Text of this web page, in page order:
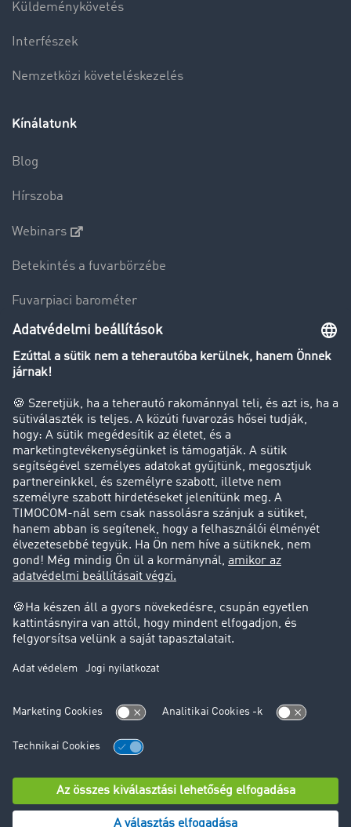
Küldeménykövetés
Interfészek
Nemzetközi követeléskezelés
Kínálatunk
Blog
Hírszoba
Webinars
Betekintés a fuvarbörzébe
Fuvarpiaci barométer
Transzportlexikon
Tehergépkocsi-forgalomkorlátozás
Cég
Sikertörténetek
Ügyfél hoz ügyfelet
Jogi információk
Impresszum
Adatvédelem
süti-beállítások
Támogatás